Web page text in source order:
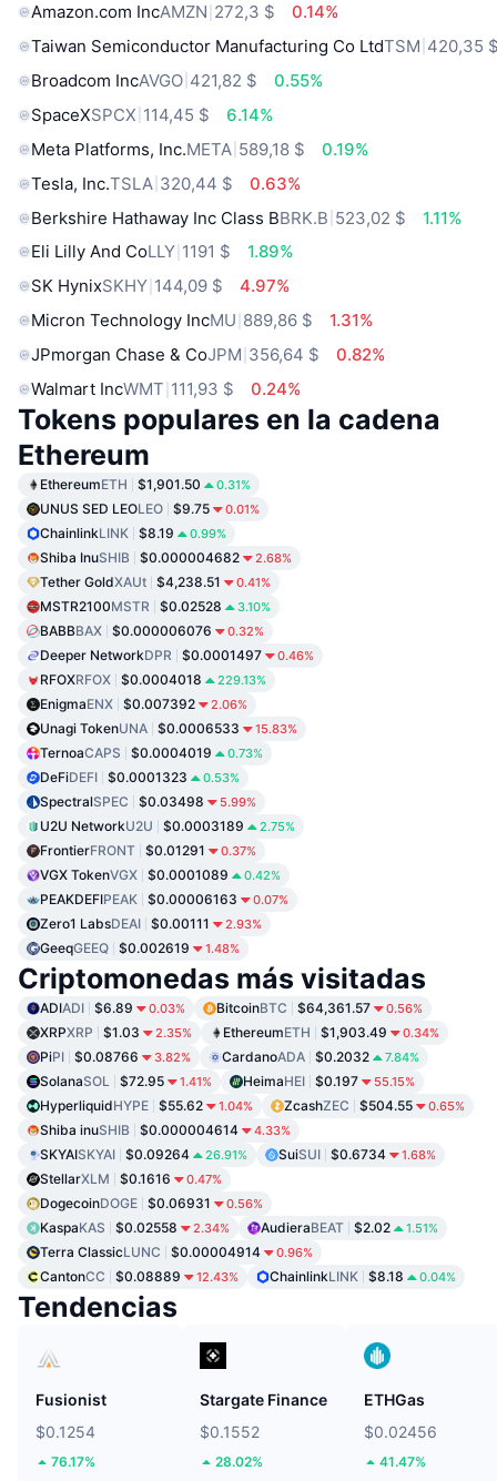
Amazon.com IncAMZN 272,3 $
0.14%
Taiwan Semiconductor Manufacturing Co LtdTSM 420,35
Broadcom IncAVGO 421,82 $
0.55%
SpaceXSPCX 114,45 $
6.14%
Meta Platforms, Inc.META 589,18 $
0.19%
Tesla, Inc.TSLA 320,44 $
0.63%
Berkshire Hathaway Inc Class BBRK.B 523,02 $
1.11%
Eli Lilly And CoLLY 1191 $
1.89%
SK HynixSKHY 144,09 $
4.97%
Micron Technology IncMU 889,86 $
1.31%
JPmorgan Chase & CoJPM 356,64 $
0.82%
Walmart IncWMT 111,93 $ 0.24%
Tokens populares en la cadena
Ethereum
EthereumETH $1,901.50 0.31%
UNUS SED LEOLEO $9.75 0.01%
ChainlinkLINK $8.19 0.99%
Shiba InuSHIB $0.000004682 2.68%
Tether GoldXAUt $4,238.51 0.41%
MSTR2100MSTR $0.02528 3.10%
BABBBAX $0.000006076 0.32%
Deeper NetworkDPR $0.0001497 0.46%
RFOXRFOX $0.0004018 229.13%
EnigmaENX $0.007392 2.06%
Unagi TokenUNA $0.0006533 15.83%
TernoaCAPS $0.0004019 0.73%
DeFiDEFI $0.0001323 0.53%
SpectralSPEC $0.03498 5.99%
U2U NetworkU2U $0.0003189 2.75%
FrontierFRONT $0.01291 0.37%
VGX TokenVGX $0.0001089 0.42%
PEAKDEFIPEAK $0.00006163 0.07%
Zero1 LabsDEAI $0.00111 2.93%
GeeqGEEQ $0.002619 1.48%
Criptomonedas más visitadas
ADIADI $6.89 0.03% BitcoinBTC $64,361.57 0.56%
XRPXRP $1.03 2.35% EthereumETH $1,903.49 0.34%
PiPI $0.08766 3.82% CardanoADA $0.2032 7.84%
SolanaSOL $72.95 1.41% HeimaHEI $0.197 55.15%
HyperliquidHYPE $55.62 1.04% ZcashZEC $504.55 0.65%
Shiba inuSHIB $0.000004614 4.33%
SKYAISKYAI $0.09264 26.91% SuiSUI $0.6734 1.68%
StellarXLM $0.1616 0.47%
DogecoinDOGE $0.06931 0.56%
KaspaKAS $0.02558 2.34% AudieraBEAT $2.02 1.51%
Terra ClassicLUNC $0.00004914 0.96%
CantonCC $0.08889 12.43% ChainlinkLINK $8.18 0.04%
Tendencias
Fusionist
$0.1254
76.17%
Stargate Finance
$0.1552
28.02%
ETHGas
$0.02456
41.47%